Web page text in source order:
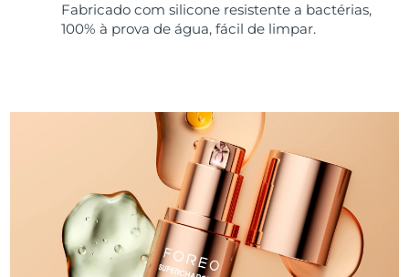
Fabricado com silicone resistente a bactérias,
100% à prova de água, fácil de limpar.